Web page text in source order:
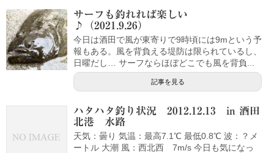
サーフも釣れれば楽しい
♪（2021.9.26）
今日は酒田で風が東寄りで9時頃には9mという予
報もある。風を背負える堤防は限られているし、
日曜だし… サーフならほぼどこでも風を背負...
記事を見る
ハタハタ釣り状況 2012.12.13 in 酒田
北港 水路
天気：曇り 気温：最高7.1℃ 最低0.8℃ 波：？メ
ートル 大潮 風：西北西 7m/s 今日も気になっ